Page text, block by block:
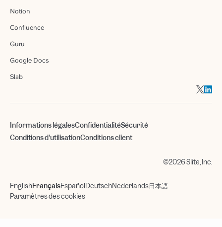
Notion
Confluence
Guru
Google Docs
Slab
Informations légalesConfidentialitéSécurité
Conditions d'utilisationConditions client
©2026 Slite, Inc.
EnglishFrançaisEspañolDeutschNederlands日本語
Paramètres des cookies